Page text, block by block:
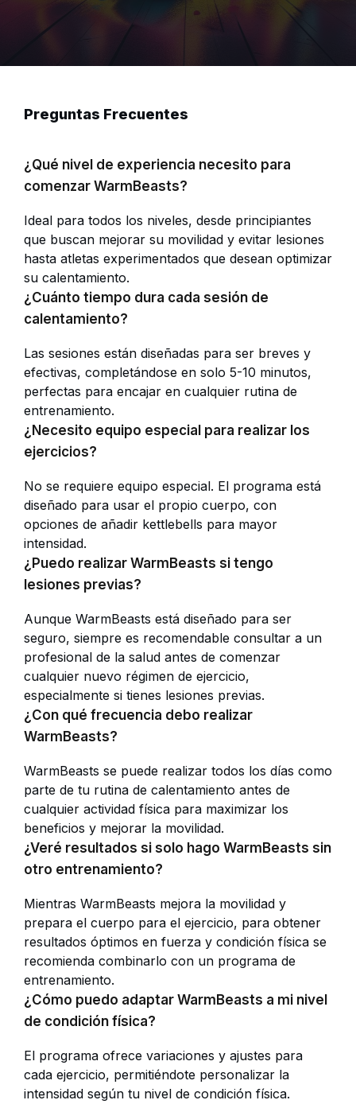
Preguntas Frecuentes
¿Qué nivel de experiencia necesito para
comenzar WarmBeasts?
Ideal para todos los niveles, desde principiantes
que buscan mejorar su movilidad y evitar lesiones
hasta atletas experimentados que desean optimizar
su calentamiento.
¿Cuánto tiempo dura cada sesión de
calentamiento?
Las sesiones están diseñadas para ser breves y
efectivas, completándose en solo 5-10 minutos,
perfectas para encajar en cualquier rutina de
entrenamiento.
¿Necesito equipo especial para realizar los
ejercicios?
No se requiere equipo especial. El programa está
diseñado para usar el propio cuerpo, con
opciones de añadir kettlebells para mayor
intensidad.
¿Puedo realizar WarmBeasts si tengo
lesiones previas?
Aunque WarmBeasts está diseñado para ser
seguro, siempre es recomendable consultar a un
profesional de la salud antes de comenzar
cualquier nuevo régimen de ejercicio,
especialmente si tienes lesiones previas.
¿Con qué frecuencia debo realizar
WarmBeasts?
WarmBeasts se puede realizar todos los días como
parte de tu rutina de calentamiento antes de
cualquier actividad física para maximizar los
beneficios y mejorar la movilidad.
¿Veré resultados si solo hago WarmBeasts sin
otro entrenamiento?
Mientras WarmBeasts mejora la movilidad y
prepara el cuerpo para el ejercicio, para obtener
resultados óptimos en fuerza y condición física se
recomienda combinarlo con un programa de
entrenamiento.
¿Cómo puedo adaptar WarmBeasts a mi nivel
de condición física?
El programa ofrece variaciones y ajustes para
cada ejercicio, permitiéndote personalizar la
intensidad según tu nivel de condición física.